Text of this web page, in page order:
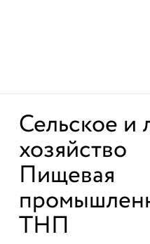
Сельское и
хозяйство
Пищевая
ТНП